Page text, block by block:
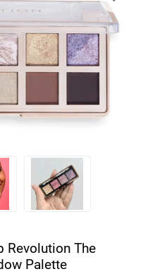
Revolution The
Palette